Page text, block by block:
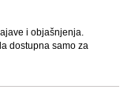
i objašnjenja.
dostupna samo za